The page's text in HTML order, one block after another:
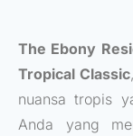
The Ebony
Tropical Classic
nuansa tropis
Anda yang